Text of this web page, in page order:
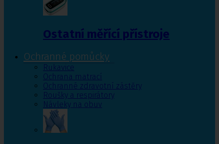
Ostatní měřící přístroje
Ochranné pomůcky
Rukavice
Ochrana matrací
Ochranné zdravotní zástěry
Roušky a respirátory
Návleky na obuv